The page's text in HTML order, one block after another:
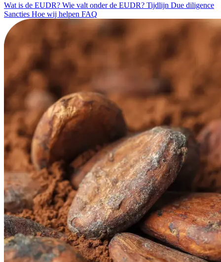
Wat is de EUDR? Wie valt onder de EUDR? Tijdlijn Due diligence
Sancties Hoe wij helpen FAQ